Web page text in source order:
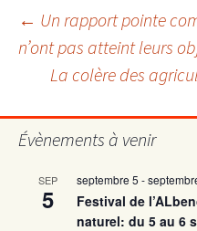
des
articles
← Un rapport pointe
n’ont pas atteint leurs
La colère des
Évènements à venir
SEP
5
septembre 5 -
Festival de
naturel: du 5 au 6